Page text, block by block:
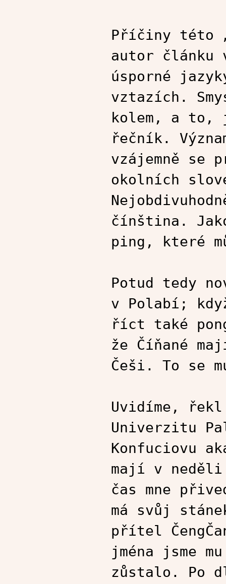
Příčiny této
autor článku
úsporné
vztazích.
kolem, a to,
řečník.
vzájemně
okolních
čínština.
ping, které
Potud tedy
v Polabí;
říct také
že Číňané
Češi. To se
Uvidíme,
Univerzitu
Konfuciovu
mají v neděli
čas mne
má svůj
přítel
jména jsme
zůstalo. Po